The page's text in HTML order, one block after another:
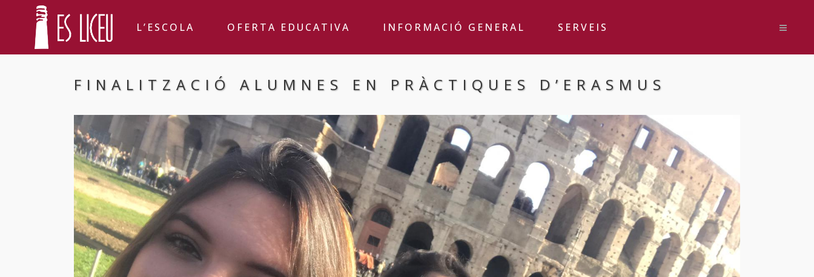
L’ESCOLA OFERTA EDUCATIVA INFORMACIÓ GENERAL SERVEIS
FINALITZACIÓ ALUMNES EN PRÀCTIQUES D’ERASMUS